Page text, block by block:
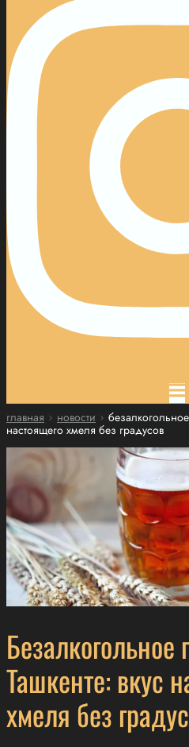
главная новости
настоящего хмеля без градусов
Безалкогольное
Ташкенте: вкус
хмеля без